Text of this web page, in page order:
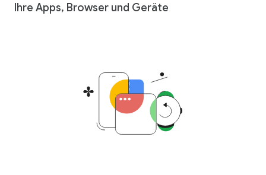
Ihre Apps, Browser und Geräte